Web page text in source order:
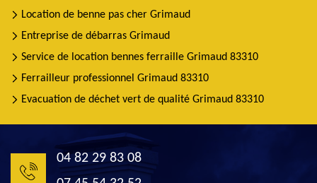
Location de benne pas cher Grimaud
Entreprise de débarras Grimaud
Service de location bennes ferraille Grimaud 83310
Ferrailleur professionnel Grimaud 83310
Evacuation de déchet vert de qualité Grimaud 83310
04 82 29 83 08